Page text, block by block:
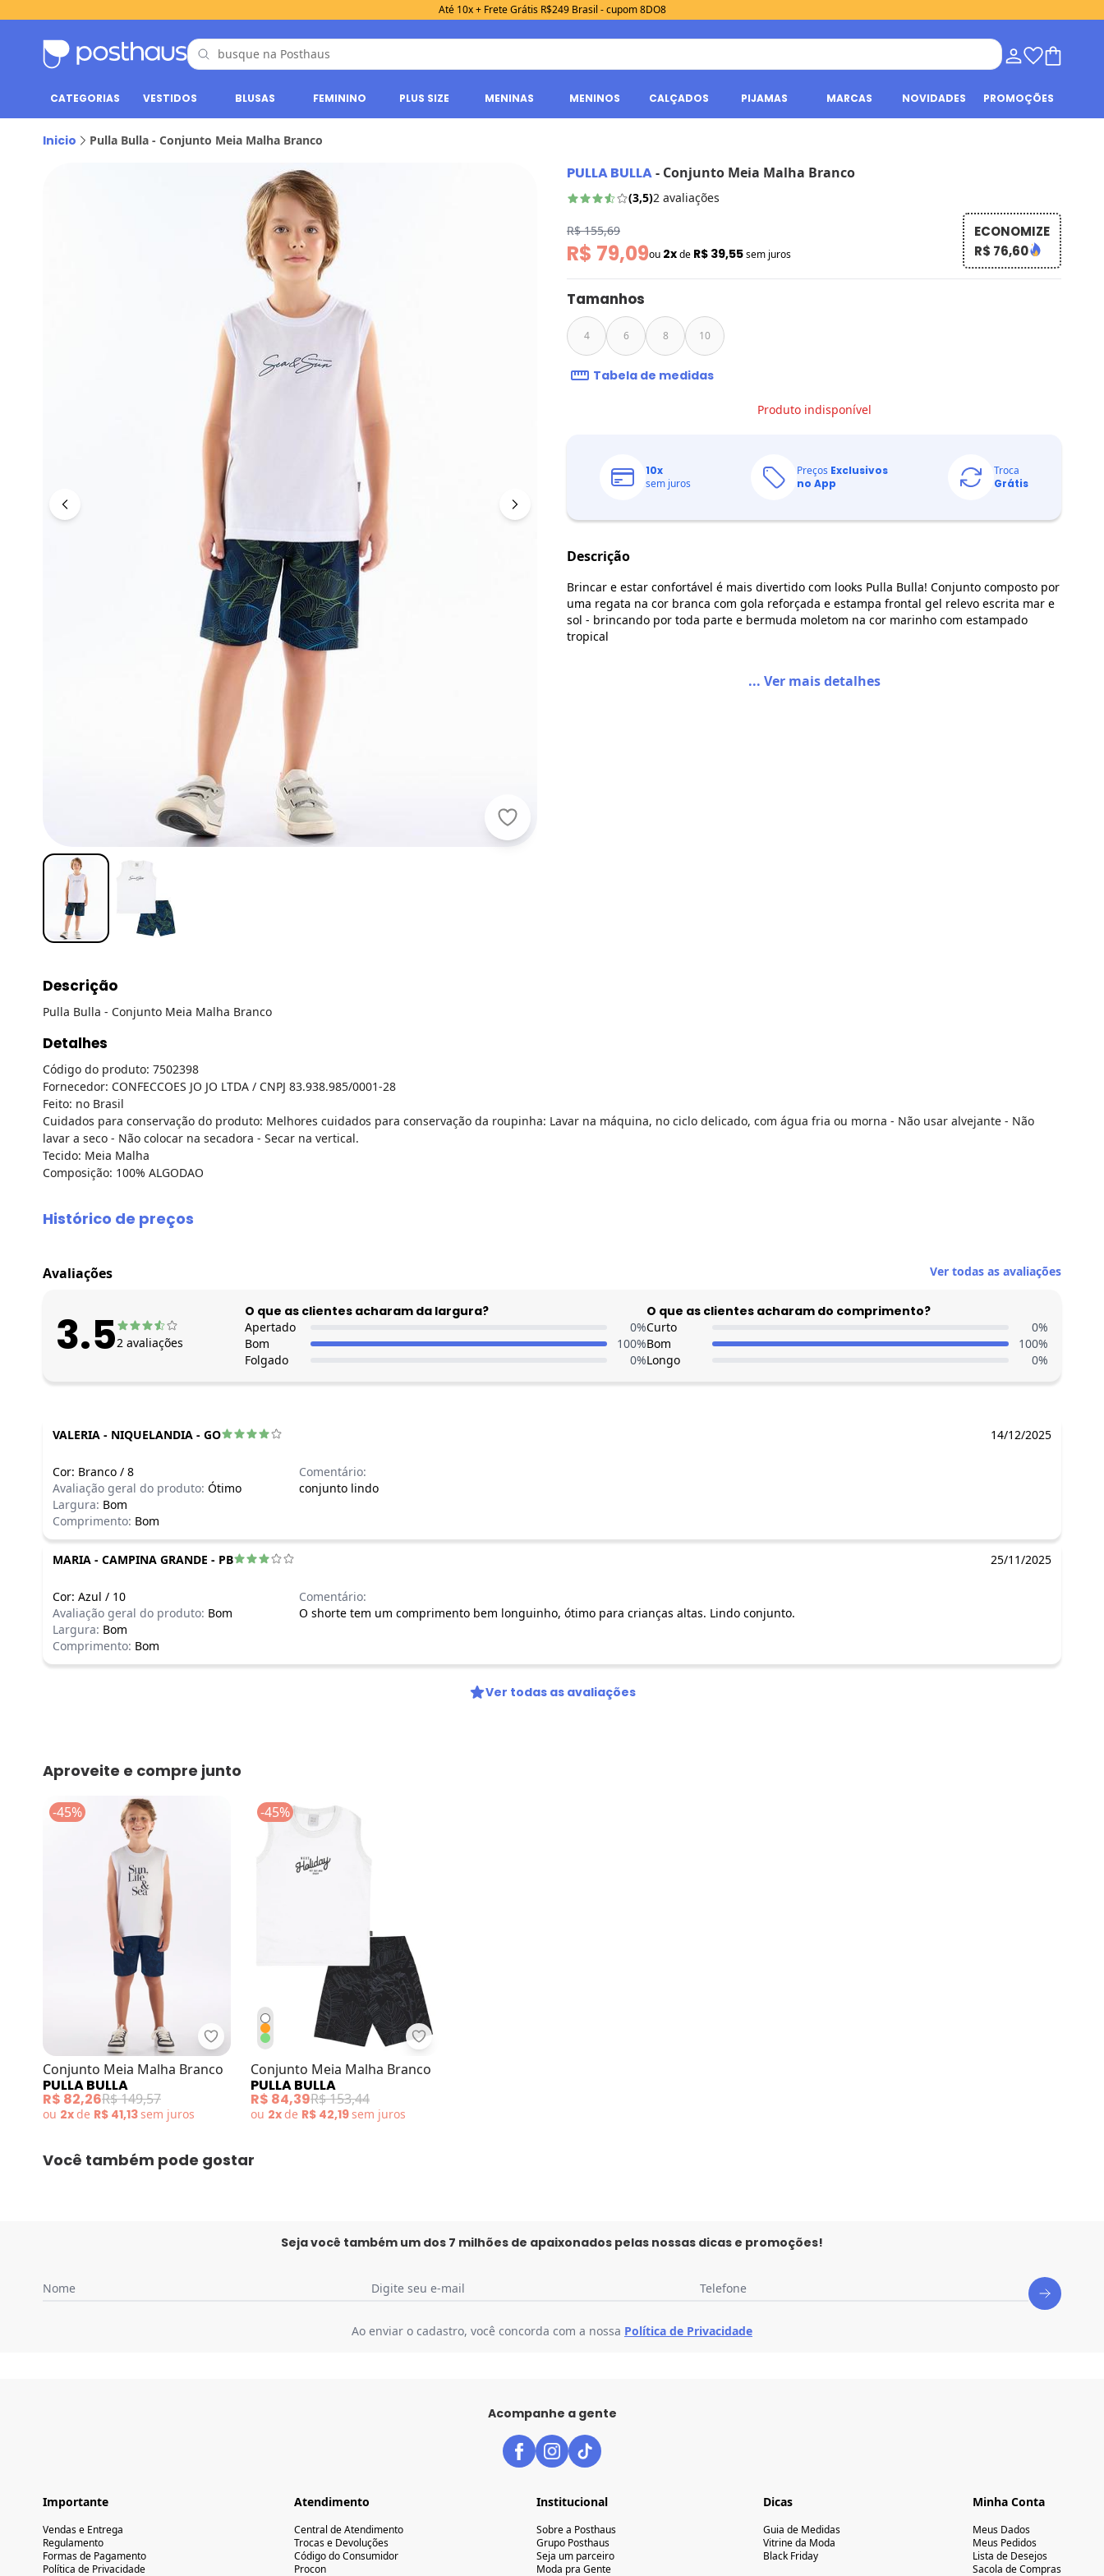
Até 10x + Frete Grátis R$249 Brasil - cupom 8DO8
CATEGORIAS VESTIDOS BLUSAS FEMININO PLUS SIZE MENINAS MENINOS CALÇADOS PIJAMAS MARCAS NOVIDADES PROMOÇÕES
Inicio Pulla Bulla - Conjunto Meia Malha Branco
Pulla Bulla - Conjunto Meia Malha Branco
PULLA BULLA- Conjunto Meia Malha Branco
(3,5)2 avaliações
R$ 155,69
R$ 79,09ou 2xde R$ 39,55sem juros
ECONOMIZE
R$ 76,60
Tamanhos
4 6 8 10
Tabela de medidas
Produto indisponível
10x
sem juros
Preços Exclusivos
no App
Troca
Grátis
Descrição
Brincar e estar confortável é mais divertido com looks Pulla Bulla! Conjunto composto por
uma regata na cor branca com gola reforçada e estampa frontal gel relevo escrita mar e
sol - brincando por toda parte e bermuda moletom na cor marinho com estampado
tropical
... Ver mais detalhes
Descrição
Pulla Bulla - Conjunto Meia Malha Branco
Detalhes
Código do produto: 7502398
Fornecedor: CONFECCOES JO JO LTDA / CNPJ 83.938.985/0001-28
Feito: no Brasil
Cuidados para conservação do produto: Melhores cuidados para conservação da roupinha: Lavar na máquina, no ciclo delicado, com água fria ou morna - Não usar alvejante - Não
lavar a seco - Não colocar na secadora - Secar na vertical.
Tecido: Meia Malha
Composição: 100% ALGODAO
Histórico de preços
agosto/2026
N/D*
julho/2026
maio/2026 N/D*
abril/2026 N/D*
N/D*
fevereiro/2026 R$ 68,5
Avaliações Ver todas as avaliações
3.52 avaliações
O que as clientes acharam da largura?
Apertado 0%
Bom
100%
Folgado
0%
O que as clientes acharam do comprimento?
Curto 0%
Bom
100%
Longo
0%
VALERIA - NIQUELANDIA - GO 14/12/2025
Cor: Branco / 8
Avaliação geral do produto: Ótimo
Largura: Bom
Comprimento: Bom
Comentário:
conjunto lindo
MARIA - CAMPINA GRANDE - PB 25/11/2025
Cor: Azul / 10
Avaliação geral do produto: Bom
Largura: Bom
Comprimento: Bom
Comentário:
O shorte tem um comprimento bem longuinho, ótimo para crianças altas. Lindo conjunto.
Ver todas as avaliações
Aproveite e compre junto
-45%
Pulla Bulla - Conjunto Meia Malha Branco
Conjunto Meia Malha Branco
PULLA BULLA
R$ 82,26R$ 149,57
ou 2xde R$ 41,13sem juros
-45%
Pulla Bulla - Conjunto Meia Malha Branco
Conjunto Meia Malha Branco
PULLA BULLA
R$ 84,39R$ 153,44
ou 2xde R$ 42,19sem juros
Você também pode gostar
Seja você também um dos 7 milhões de apaixonados pelas nossas dicas e promoções!
Nome Digite seu e-mail Telefone
Ao enviar o cadastro, você concorda com a nossa Política de Privacidade
Acompanhe a gente
Importante
Vendas e Entrega
Regulamento
Formas de Pagamento
Política de Privacidade
Atendimento
Central de Atendimento
Trocas e Devoluções
Código do Consumidor
Procon
Institucional
Sobre a Posthaus
Grupo Posthaus
Seja um parceiro
Moda pra Gente
Dicas
Guia de Medidas
Vitrine da Moda
Black Friday
Minha Conta
Meus Dados
Meus Pedidos
Lista de Desejos
Sacola de Compras